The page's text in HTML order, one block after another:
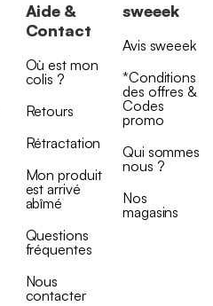
Aide &
Contact
Où est mon
colis ?
Retours
Rétractation
Mon produit
est arrivé
abîmé
Questions
fréquentes
Nous
contacter
sweeek
Avis sweeek
*Conditions
des offres &
Codes
promo
Qui sommes
nous ?
Nos
magasins